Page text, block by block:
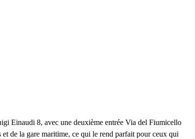
Einaudi 8, avec une deuxième entrée Via del Fiumicello
de la gare maritime, ce qui le rend parfait pour ceux qui